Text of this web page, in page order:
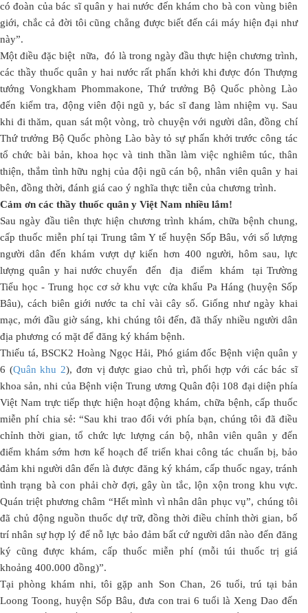
có đoàn của bác sĩ quân y hai nước đến khám cho bà con vùng biên
giới, chắc cả đời tôi cũng chẳng được biết đến cái máy hiện đại như
này”.
Một điều đặc biệt nữa, đó là trong ngày đầu thực hiện chương trình,
các thầy thuốc quân y hai nước rất phấn khởi khi được đón Thượng
tướng Vongkham Phommakone, Thứ trưởng Bộ Quốc phòng Lào
đến kiểm tra, động viên đội ngũ y, bác sĩ đang làm nhiệm vụ. Sau
khi đi thăm, quan sát một vòng, trò chuyện với người dân, đồng chí
Thứ trưởng Bộ Quốc phòng Lào bày tỏ sự phấn khởi trước công tác
tổ chức bài bản, khoa học và tinh thần làm việc nghiêm túc, thân
thiện, thắm tình hữu nghị của đội ngũ cán bộ, nhân viên quân y hai
bên, đồng thời, đánh giá cao ý nghĩa thực tiễn của chương trình.
Cảm ơn các thầy thuốc quân y Việt Nam nhiều lắm!
Sau ngày đầu tiên thực hiện chương trình khám, chữa bệnh chung,
cấp thuốc miễn phí tại Trung tâm Y tế huyện Sốp Bâu, với số lượng
người dân đến khám vượt dự kiến hơn 400 người, hôm sau, lực
lượng quân y hai nước chuyển đến địa điểm khám tại Trường
Tiểu học - Trung học cơ sở khu vực cửa khẩu Pa Háng (huyện Sốp
Bâu), cách biên giới nước ta chỉ vài cây số. Giống như ngày khai
mạc, mới đầu giờ sáng, khi chúng tôi đến, đã thấy nhiều người dân
địa phương có mặt để đăng ký khám bệnh.
Thiếu tá, BSCK2 Hoàng Ngọc Hải, Phó giám đốc Bệnh viện quân y
6 (Quân khu 2), đơn vị được giao chủ trì, phối hợp với các bác sĩ
khoa sản, nhi của Bệnh viện Trung ương Quân đội 108 đại diện phía
Việt Nam trực tiếp thực hiện hoạt động khám, chữa bệnh, cấp thuốc
miễn phí chia sẻ: “Sau khi trao đổi với phía bạn, chúng tôi đã điều
chỉnh thời gian, tổ chức lực lượng cán bộ, nhân viên quân y đến
điểm khám sớm hơn kế hoạch để triển khai công tác chuẩn bị, bảo
đảm khi người dân đến là được đăng ký khám, cấp thuốc ngay, tránh
tình trạng bà con phải chờ đợi, gây ùn tắc, lộn xộn trong khu vực.
Quán triệt phương châm “Hết mình vì nhân dân phục vụ”, chúng tôi
đã chủ động nguồn thuốc dự trữ, đồng thời điều chỉnh thời gian, bố
trí nhân sự hợp lý để nỗ lực bảo đảm bất cứ người dân nào đến đăng
ký cũng được khám, cấp thuốc miễn phí (mỗi túi thuốc trị giá
khoảng 400.000 đồng)”.
Tại phòng khám nhi, tôi gặp anh Son Chan, 26 tuổi, trú tại bản
Loong Toong, huyện Sốp Bâu, đưa con trai 6 tuổi là Xeng Dao đến